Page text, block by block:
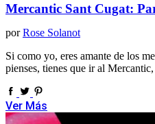
Mercantic Sant Cugat:
por Rose Solanot
Si como yo, eres amante de los
pienses, tienes que ir al Mercantic,
Ver Más